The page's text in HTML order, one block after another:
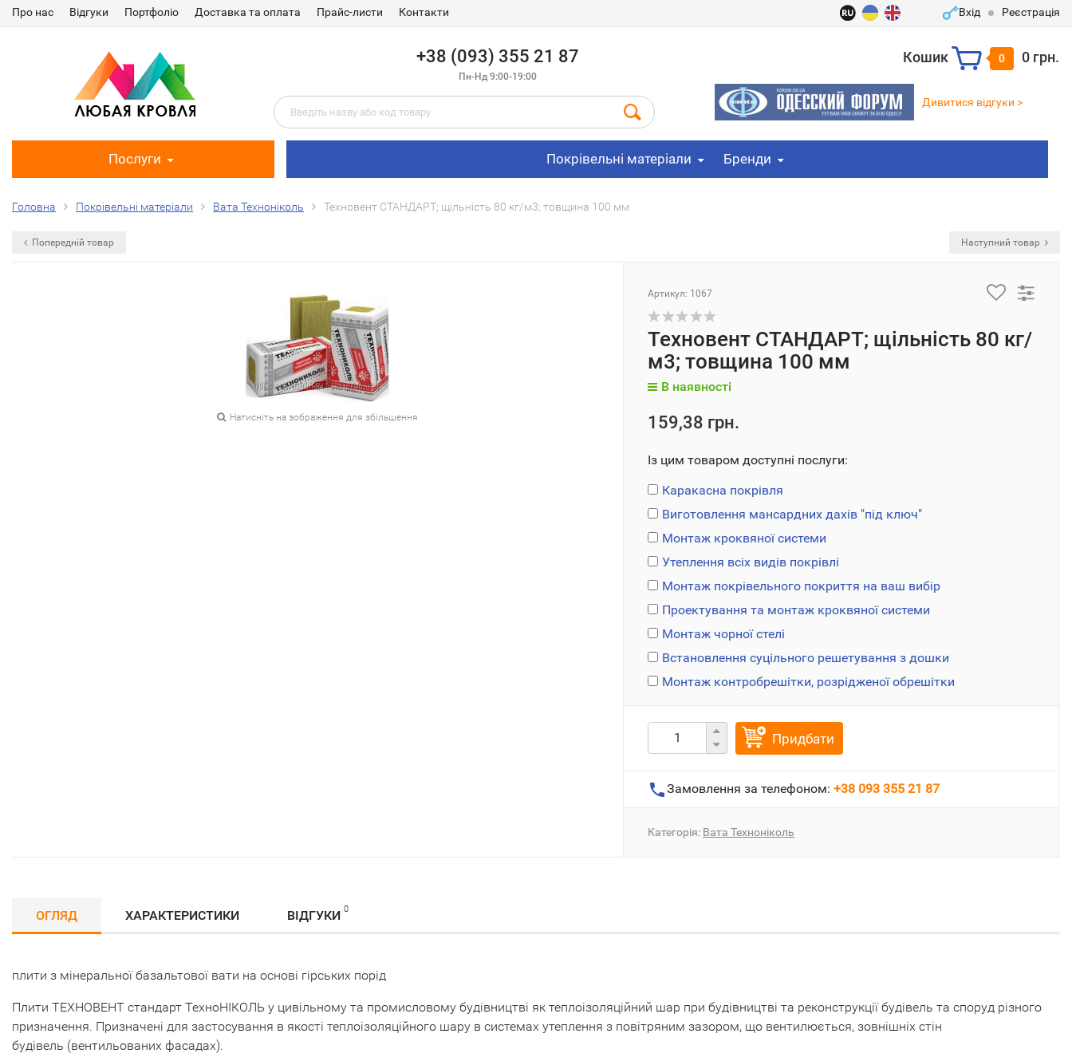
Про нас Відгуки Портфоліо Доставка та оплата Прайс-листи Контакти Вхід Реєстрація
+38 (093) 355 21 87
Пн-Нд 9:00-19:00
Кошик 0 0 грн.
Дивитися відгуки >
Послуги Покрівельні матеріали Бренди
Головна Покрівельні матеріали Вата Техноніколь Техновент СТАНДАРТ; щільність 80 кг/м3; товщина 100 мм
Попередній товар Наступний товар
Натисніть на зображення для збільшення
Артикул: 1067
Техновент СТАНДАРТ; щільність 80 кг/
м3; товщина 100 мм
В наявності
159,38 грн.
Із цим товаром доступні послуги:
Каракасна покрівля
Виготовлення мансардних дахів "під ключ"
Монтаж кроквяної системи
Утеплення всіх видів покрівлі
Монтаж покрівельного покриття на ваш вибір
Проектування та монтаж кроквяної системи
Монтаж чорної стелі
Встановлення суцільного решетування з дошки
Монтаж контробрешітки, розрідженої обрешітки
Придбати
Замовлення за телефоном: +38 093 355 21 87
Категорія: Вата Техноніколь
ОГЛЯД ХАРАКТЕРИСТИКИ ВІДГУКИ 0
плити з мінеральної базальтової вати на основі гірських порід
Плити ТЕХНОВЕНТ стандарт ТехноНІКОЛЬ у цивільному та промисловому будівництві як теплоізоляційний шар при будівництві та реконструкції будівель та споруд різного
призначення. Призначені для застосування в якості теплоізоляційного шару в системах утеплення з повітряним зазором, що вентилюється, зовнішніх стін
будівель (вентильованих фасадах).